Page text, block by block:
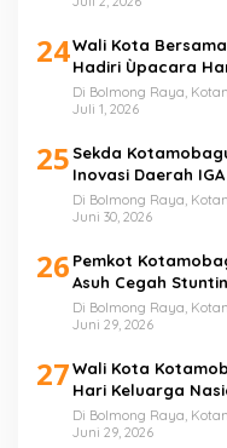
24Wali Kota
Hadiri Ùpacara
Di Bolmong Raya,
Juli 1, 2026
25 Sekda
Inovasi Daerah IGA
Di Bolmong Raya,
Juni 30, 2026
26 Pemkot
Asuh Cegah
Di Bolmong Raya,
Juni 29, 2026
27Wali Kota
Hari Keluarga
Di Bolmong Raya,
Juni 29, 2026